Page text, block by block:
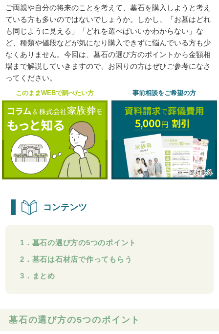
ご両親や自分の将来のことを考えて、墓石を購入しようと考え
ている方も多いのではないでしょうか。しかし、「お墓はどれ
も同じように見える」「どれを選べばいいかわからない」な
ど、種類や値段などが気になり購入できずに悩んでいる方も少
なくありません。今回は、墓石の選び方のポイントから金額相
場まで解説していきますので、お困りの方はぜひご参考になさ
ってください。
このままWEBで調べたい方 事前相談をご希望の方
コンテンツ
1．墓石の選び方の5つのポイント
2．墓石は石材店で作ってもらう
3．まとめ
墓石の選び方の5つのポイント